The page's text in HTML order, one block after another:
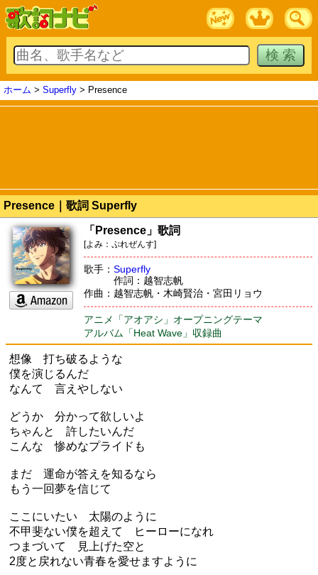
ホーム > Superfly > Presence
Presence｜歌詞 Superfly
「Presence」歌詞
[よみ：ぷれぜんす]
歌手： Superfly
作詞：越智志帆
作曲：越智志帆・木崎賢治・宮田リョウ
アニメ「アオアシ」オープニングテーマ
アルバム「Heat Wave」収録曲
想像 打ち破るような
僕を演じるんだ
なんて 言えやしない
どうか 分かって欲しいよ
ちゃんと 許したいんだ
こんな 惨めなプライドも
まだ 運命が答えを知るなら
もう一回夢を信じて
ここにいたい 太陽のように
不甲斐ない僕を超えて ヒーローになれ
つまづいて 見上げた空と
2度と戻れない青春を愛せますように